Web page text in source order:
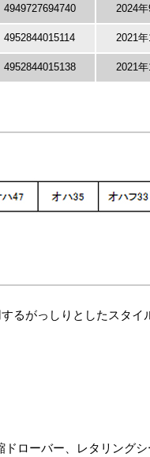
4949727694740 2024
4952844015114 2021
4952844015138 2021
るがっしりとしたスタイ
ローバー、レタリングシ